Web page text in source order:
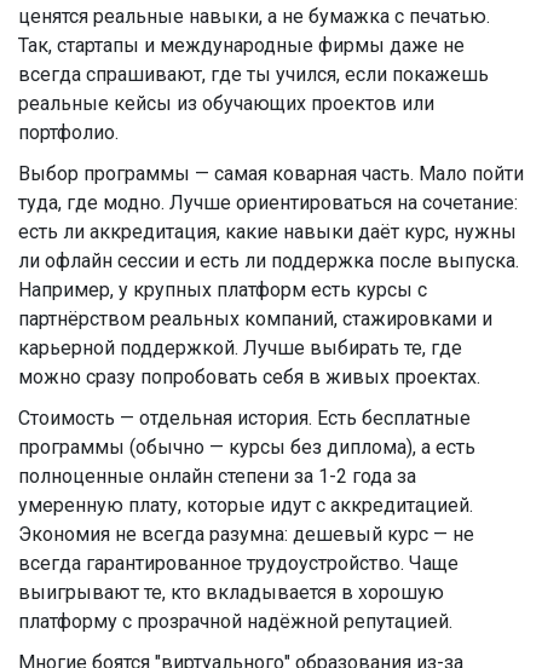
ценятся реальные навыки, а не бумажка с печатью.
Так, стартапы и международные фирмы даже не
всегда спрашивают, где ты учился, если покажешь
реальные кейсы из обучающих проектов или
портфолио.
Выбор программы — самая коварная часть. Мало пойти
туда, где модно. Лучше ориентироваться на сочетание:
есть ли аккредитация, какие навыки даёт курс, нужны
ли офлайн сессии и есть ли поддержка после выпуска.
Например, у крупных платформ есть курсы с
партнёрством реальных компаний, стажировками и
карьерной поддержкой. Лучше выбирать те, где
можно сразу попробовать себя в живых проектах.
Стоимость — отдельная история. Есть бесплатные
программы (обычно — курсы без диплома), а есть
полноценные онлайн степени за 1-2 года за
умеренную плату, которые идут с аккредитацией.
Экономия не всегда разумна: дешевый курс — не
всегда гарантированное трудоустройство. Чаще
выигрывают те, кто вкладывается в хорошую
платформу с прозрачной надёжной репутацией.
Многие боятся "виртуального" образования из-за